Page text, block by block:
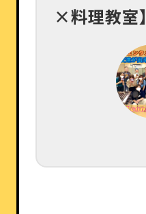
×料理教室】